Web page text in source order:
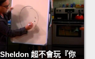
超不會玩『你